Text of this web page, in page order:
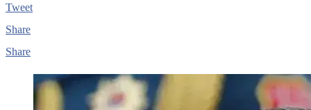
Tweet
Share
Share